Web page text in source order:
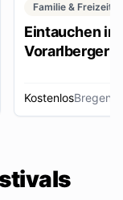
Familie & Freizeit
Eintauchen in
Vorarlberger
KostenlosBregenz